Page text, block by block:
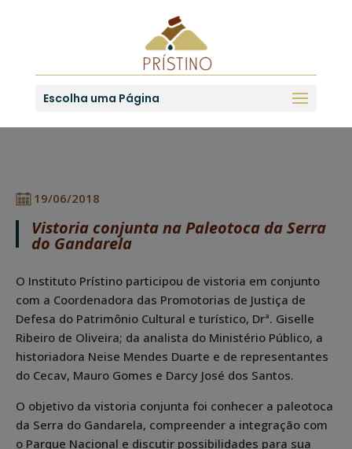
Escolha uma Página
19/06/2018
Vistoria conjunta na Paleotoca da Serra
do Gandarela
O Instituto Prístino participou de vistoria em conjunto
com a Coordenadora das Promotorias de Justiça de
Defesa do Patrimônio Cultural e turístico, Drª. Giselle
Ribeiro de Oliveira; da analista do Ministério Público, a
historiadora Neise Mendes Duarte e de representantes
do Cecav, Mauro Gomes e Darcy José dos Santos.
O objetivo da vistoria conjunta foi conhecer a paleotoca
da Serra do Gandarela, compreender a integração com
o Parque Nacional e discutir possibilidades para sua